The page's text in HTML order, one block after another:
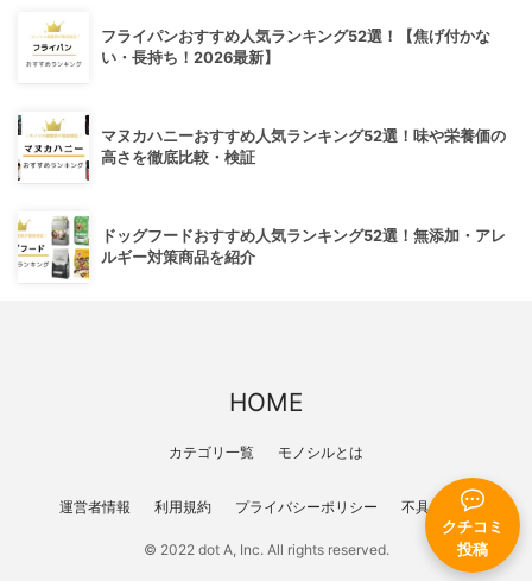
クチコミ
投稿
フライパンおすすめ人気ランキング52選！【焦げ付かな
い・長持ち！2026最新】
マヌカハニーおすすめ人気ランキング52選！味や栄養価の
高さを徹底比較・検証
ドッグフードおすすめ人気ランキング52選！無添加・アレ
ルギー対策商品を紹介
HOME
カテゴリ一覧 モノシルとは
運営者情報 利用規約 プライバシーポリシー 不具合報告
© 2022 dot A, Inc. All rights reserved.